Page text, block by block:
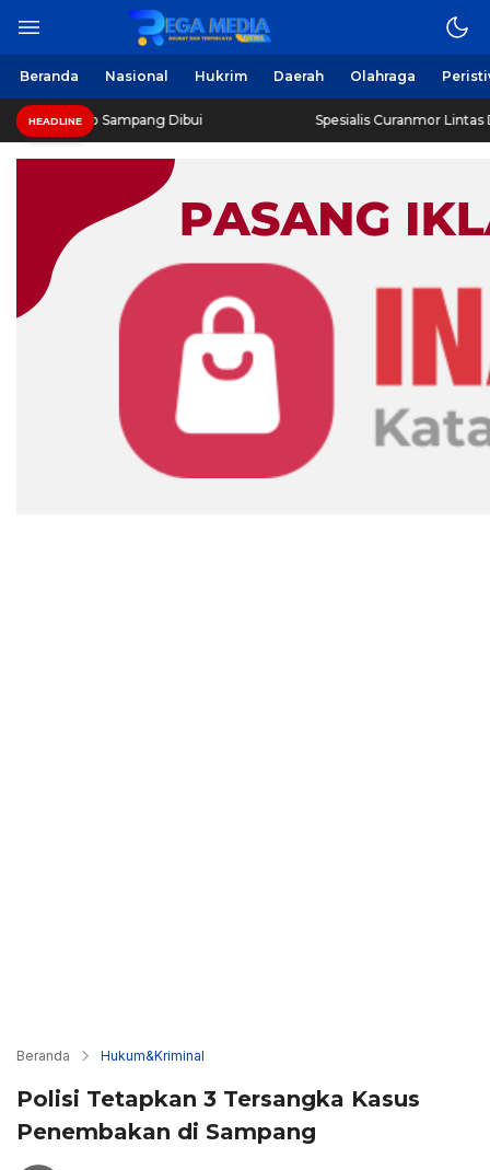
Beranda Nasional Hukrim Daerah Olahraga
HEADLINE
Sampang Dibui Spesialis Curanmor Lintas Daerah
Beranda Hukum&Kriminal
Polisi Tetapkan 3 Tersangka Kasus
Penembakan di Sampang